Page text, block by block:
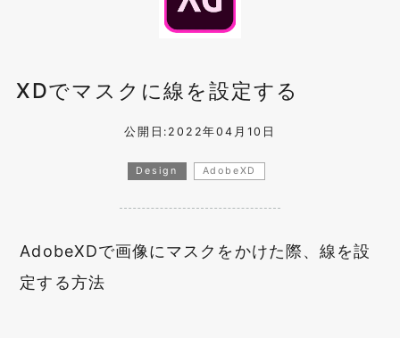
XDでマスクに線を設定する
公開日:2022年04月10日
Design AdobeXD
AdobeXDで画像にマスクをかけた際、線を設
定する方法